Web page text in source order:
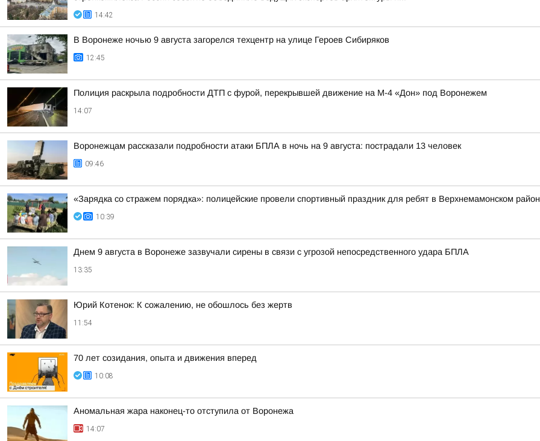
14:42
В Воронеже ночью 9 августа загорелся техцентр на улице Героев Сибиряков
12:45
Полиция раскрыла подробности ДТП с фурой, перекрывшей движение на М-4 «Дон» под Воронежем
14:07
Воронежцам рассказали подробности атаки БПЛА в ночь на 9 августа: пострадали 13 человек
09:46
«Зарядка со стражем порядка»: полицейские провели спортивный праздник для ребят в Верхнемамонском
10:39
Днем 9 августа в Воронеже зазвучали сирены в связи с угрозой непосредственного удара БПЛА
13:35
Юрий Котенок: К сожалению, не обошлось без жертв
11:54
70 лет созидания, опыта и движения вперед
10:08
Аномальная жара наконец-то отступила от Воронежа
14:07